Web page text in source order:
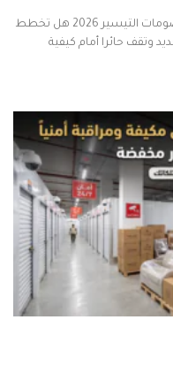
ارخص مستودعات تخزين اثاث وتغليف | خصومات التيسير 2026 هل تخطط
وتقف حائرا أمام كيفية